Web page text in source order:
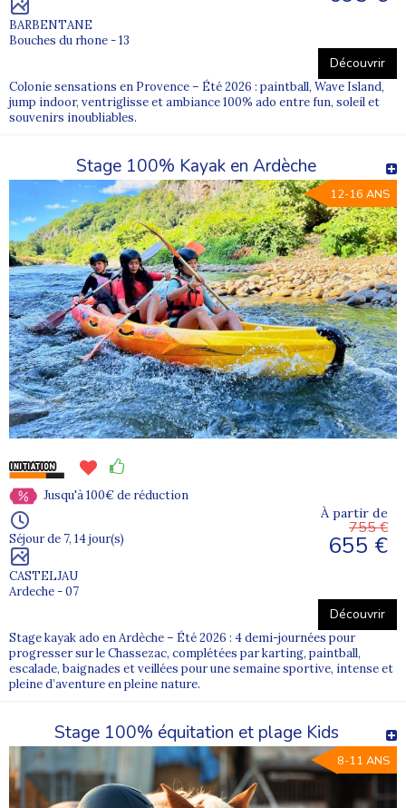
BARBENTANE
Bouches du rhone - 13
Découvrir
Colonie sensations en Provence – Été 2026 : paintball, Wave Island,
jump indoor, ventriglisse et ambiance 100% ado entre fun, soleil et
souvenirs inoubliables.
Stage 100% Kayak en Ardèche
12-16 ANS
Jusqu'à 100€ de réduction
Séjour de 7, 14 jour(s)
CASTELJAU
Ardeche - 07
À partir de
755 €
655 €
Découvrir
Stage kayak ado en Ardèche – Été 2026 : 4 demi-journées pour
progresser sur le Chassezac, complétées par karting, paintball,
escalade, baignades et veillées pour une semaine sportive, intense et
pleine d’aventure en pleine nature.
Stage 100% équitation et plage Kids
8-11 ANS